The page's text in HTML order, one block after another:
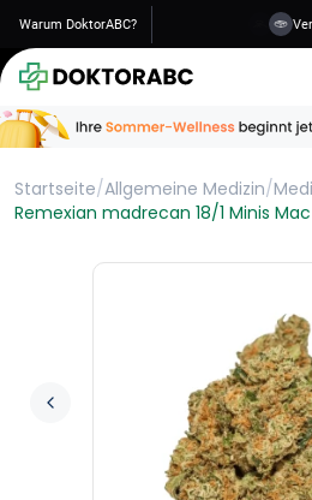
Warum DoktorABC?
Startseite/Allgemeine Medizin/
Remexian madrecan 18/1 Minis